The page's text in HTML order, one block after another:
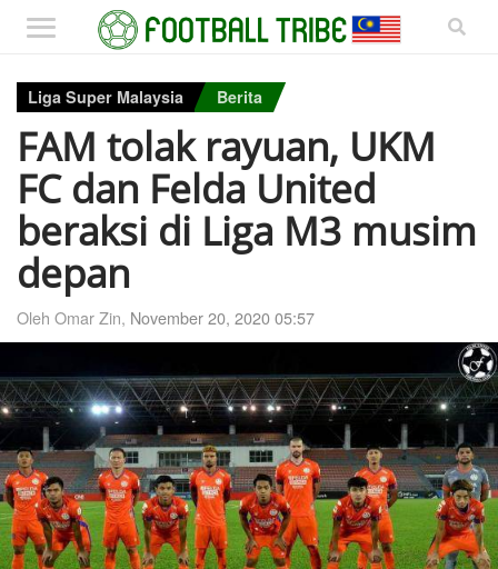
Liga Super Malaysia Berita
FAM tolak rayuan, UKM
FC dan Felda United
beraksi di Liga M3 musim
depan
Oleh Omar Zin, November 20, 2020 05:57